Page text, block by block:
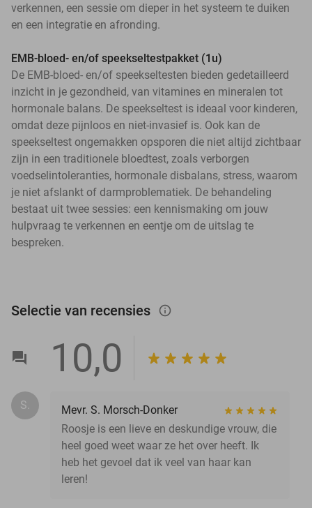
verkennen, een sessie om dieper in het systeem te duiken
en een integratie en afronding.
EMB-bloed- en/of speekseltestpakket (1u)
De EMB-bloed- en/of speekseltesten bieden gedetailleerd
inzicht in je gezondheid, van vitamines en mineralen tot
hormonale balans. De speekseltest is ideaal voor kinderen,
omdat deze pijnloos en niet-invasief is. Ook kan de
speekseltest ongemakken opsporen die niet altijd zichtbaar
zijn in een traditionele bloedtest, zoals verborgen
voedselintoleranties, hormonale disbalans, stress, waarom
je niet afslankt of darmproblematiek. De behandeling
bestaat uit twee sessies: een kennismaking om jouw
hulpvraag te verkennen en eentje om de uitslag te
bespreken.
Selectie van recensies info_outlined
10,0
S.
Mevr. S. Morsch-Donker
Roosje is een lieve en deskundige vrouw, die
heel goed weet waar ze het over heeft. Ik
heb het gevoel dat ik veel van haar kan
leren!